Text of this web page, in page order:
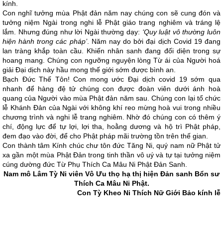
kính.
Con nghĩ tưởng mùa Phật đản năm nay chúng con sẽ cung đón và
tưởng niệm Ngài trong nghi lễ Phật giáo trang nghiêm và tráng lệ
lắm. Nhưng đúng như lời Ngài thường dạy: ‘Quy luật vô thường luôn
hiện hành trong các pháp’. Năm nay do bởi đại dịch Covid 19 đang
lan tràng khắp toàn cầu. Khiến nhân sanh đang đối diện trong sự
hoang mang. Chúng con ngưỡng nguyện lòng Từ ái của Người hoá
giải Đại dịch này hầu mong thế giới sớm được bình an.
Bạch Đức Thế Tôn! Con mong ước Đại dịch covid 19 sớm qua
nhanh để hàng đệ tử chúng con được đoàn viên dưới ánh hoà
quang của Người vào mùa Phật đản năm sau. Chúng con lại tổ chức
lễ Khánh Đản của Ngài với không khí reo mừng hoà vui trong nhiều
chương trình và nghi lễ trang nghiêm. Nhờ đó chúng con có thêm ý
chí, động lực để tự lợi, lợi tha, hoằng dương và hộ trì Phật pháp,
đem đạo vào đời, để cho Phật pháp mãi trường tồn trên thế gian.
Con thành tâm Kính chúc chư tôn đức Tăng Ni, quý nam nữ Phật tử
xa gần một mùa Phật Đản trong tinh thần vô uý và tự tại tưởng niệm
cúng dường đức Từ Phụ Thích Ca Mâu Ni Phật Đản Sanh.
Nam mô Lâm Tỳ Ni viên Vô Ưu thọ hạ thị hiện Đản sanh Bổn sư
Thích Ca Mâu Ni Phật.
Con Tỳ Kheo Ni Thích Nữ Giới Bảo kính lễ